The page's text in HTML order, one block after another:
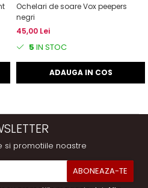
Ochelari de soare Vox peepers
negri
45,00 Lei
5 IN STOC
ADAUGA IN COS
si promotiile noastre